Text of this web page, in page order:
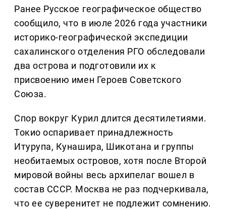
Ранее Русское географическое общество
сообщило, что в июле 2026 года участники
историко-географической экспедиции
сахалинского отделения РГО обследовали
два острова и подготовили их к
присвоению имен Героев Советского
Союза.
Спор вокруг Курил длится десятилетиями.
Токио оспаривает принадлежность
Итурупа, Кунашира, Шикотана и группы
необитаемых островов, хотя после Второй
мировой войны весь архипелаг вошел в
состав СССР. Москва не раз подчеркивала,
что ее суверенитет не подлежит сомнению.